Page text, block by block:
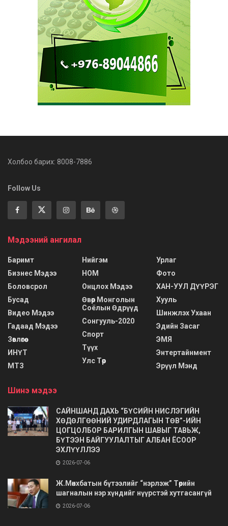
Холбоо барих: 8008-7886
Follow Us
Мэдээний ангилал
Баримт
Бизнес Мэдээ
Боловсрол
Бусад
Видео Мэдээ
Гадаад Мэдээ
Зөвлөгөө
ИНҮТ
МТЗ
Нийгэм
НОМ
Онцлох Мэдээ
Өвөр Монголын
Соёлын Өдрүүд
Сонгууль-2020
Спорт
Түүх
Улс Төр
Урлаг
Фото
ХАН-УУЛ ДҮҮРЭГ
Хууль
Шинжлэх Ухаан
Эдийн Засаг
ЭМЯ
Энтертайнмент
Эрүүл Мэнд
Шинэ мэдээ
САЙНШАНД ДАХЬ “БҮСИЙН НИСЛЭГИЙН
ХӨДӨЛГӨӨНИЙ УДИРДЛАГЫН ТӨВ”-ИЙН
ЦОГЦОЛБОР БАРИЛГЫН ШАВЫГ ТАВЬЖ,
БҮТЭЭН БАЙГУУЛАЛТЫГ АЛБАН ЁСООР
ЭХЛҮҮЛЛЭЭ
2026-07-06
Ж.Мөнхбатын бүтээлийг “нэрлэж” Төрийн
шагналын нэр хүндийг нүүрстэй хутгасангүй
2026-07-06